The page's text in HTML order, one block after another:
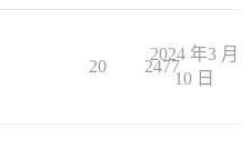
20 2477
2024 年3 月
10 日